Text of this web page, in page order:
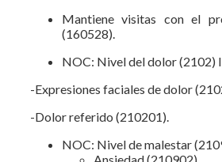
Mantiene visitas con el
(160528).
NOC: Nivel del dolor (2102)
-Expresiones faciales de dolor
-Dolor referido (210201).
NOC: Nivel de malestar